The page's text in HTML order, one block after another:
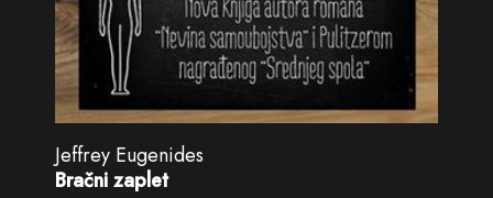
Jeffrey Eugenides
Bračni zaplet